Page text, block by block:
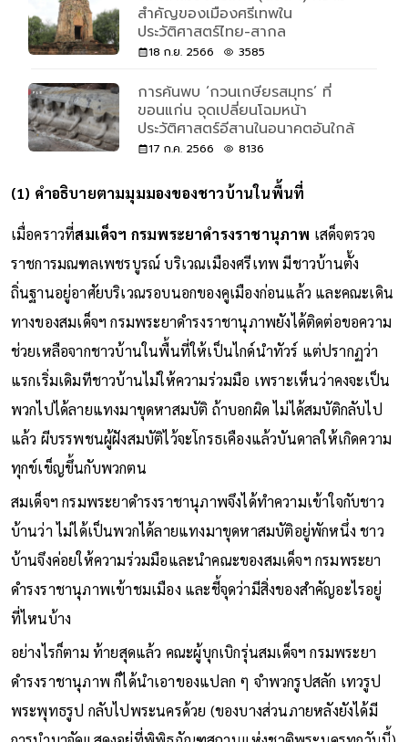
สำคัญของเมืองศรีเทพใน
ประวัติศาสตร์ไทย-สากล
18 ก.ย. 2566 3585
การค้นพบ ‘กวนเกษียรสมุทร’ ที่
ขอนแก่น จุดเปลี่ยนโฉมหน้า
ประวัติศาสตร์อีสานในอนาคตอันใกล้
17 ก.ค. 2566 8136
(1) คำอธิบายตามมุมมองของชาวบ้านในพื้นที่
เมื่อคราวที่สมเด็จฯ กรมพระยาดำรงราชานุภาพ เสด็จตรวจ
ราชการมณฑลเพชรบูรณ์ บริเวณเมืองศรีเทพ มีชาวบ้านตั้ง
ถิ่นฐานอยู่อาศัยบริเวณรอบนอกของคูเมืองก่อนแล้ว และคณะเดิน
ทางของสมเด็จฯ กรมพระยาดำรงราชานุภาพยังได้ติดต่อขอความ
ช่วยเหลือจากชาวบ้านในพื้นที่ให้เป็นไกด์นำทัวร์ แต่ปรากฏว่า
แรกเริ่มเดิมทีชาวบ้านไม่ให้ความร่วมมือ เพราะเห็นว่าคงจะเป็น
พวกไปได้ลายแทงมาขุดหาสมบัติ ถ้าบอกผิด ไม่ได้สมบัติกลับไป
แล้ว ผีบรรพชนผู้ฝังสมบัติไว้จะโกรธเคืองแล้วบันดาลให้เกิดความ
ทุกข์เข็ญขึ้นกับพวกตน
สมเด็จฯ กรมพระยาดำรงราชานุภาพจึงได้ทำความเข้าใจกับชาว
บ้านว่า ไม่ได้เป็นพวกได้ลายแทงมาขุดหาสมบัติอยู่พักหนึ่ง ชาว
บ้านจึงค่อยให้ความร่วมมือและนำคณะของสมเด็จฯ กรมพระยา
ดำรงราชานุภาพเข้าชมเมือง และชี้จุดว่ามีสิ่งของสำคัญอะไรอยู่
ที่ไหนบ้าง
อย่างไรก็ตาม ท้ายสุดแล้ว คณะผู้บุกเบิกรุ่นสมเด็จฯ กรมพระยา
ดำรงราชานุภาพ ก็ได้นำเอาของแปลก ๆ จำพวกรูปสลัก เทวรูป
พระพุทธรูป กลับไปพระนครด้วย (ของบางส่วนภายหลังยังได้มี